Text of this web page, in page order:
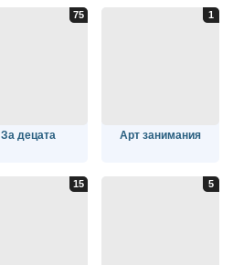
За децата Арт занимания